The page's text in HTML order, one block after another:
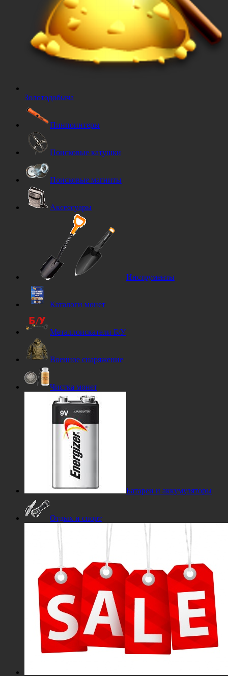
Золотодобыча
Пинпоинтеры
Поисковые катушки
Поисковые магниты
Аксессуары
Инструменты
Каталоги монет
Металлоискатели Б/У
Военное снаряжение
Чистка монет
Батареи и аккумуляторы
Отдых и спорт